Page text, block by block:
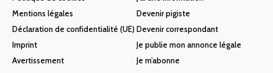
Mentions légales
Déclaration de confidentialité (UE)
Imprint
Avertissement
Devenir pigiste
Devenir correspondant
Je publie mon annonce légale
Je m’abonne